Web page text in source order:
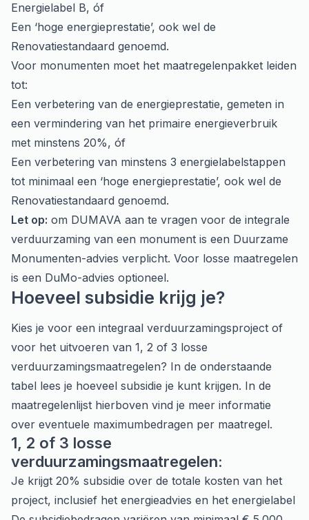
Energielabel B, óf
Een ‘hoge energieprestatie’, ook wel de
Renovatiestandaard genoemd.
Voor monumenten moet het maatregelenpakket leiden
tot:
Een verbetering van de energieprestatie, gemeten in
een vermindering van het primaire energieverbruik
met minstens 20%, óf
Een verbetering van minstens 3 energielabelstappen
tot minimaal een ‘hoge energieprestatie’, ook wel de
Renovatiestandaard genoemd.
Let op: om DUMAVA aan te vragen voor de integrale
verduurzaming van een monument is een Duurzame
Monumenten-advies verplicht. Voor losse maatregelen
is een DuMo-advies optioneel.
Hoeveel subsidie krijg je?
Kies je voor een integraal verduurzamingsproject of
voor het uitvoeren van 1, 2 of 3 losse
verduurzamingsmaatregelen? In de onderstaande
tabel lees je hoeveel subsidie je kunt krijgen. In de
maatregelenlijst hierboven vind je meer informatie
over eventuele maximumbedragen per maatregel.
1, 2 of 3 losse
verduurzamingsmaatregelen:
Je krijgt 20% subsidie over de totale kosten van het
project, inclusief het energieadvies en het energielabel